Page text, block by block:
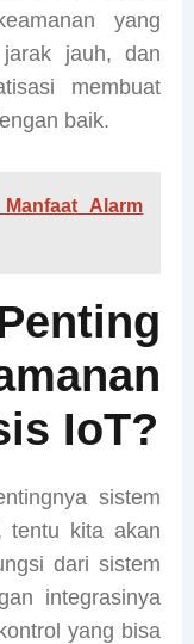
yang
jauh, dan
membuat
baik.
Alarm
IoT?
sistem
tentu kita akan
dari sistem
integrasinya
yang bisa